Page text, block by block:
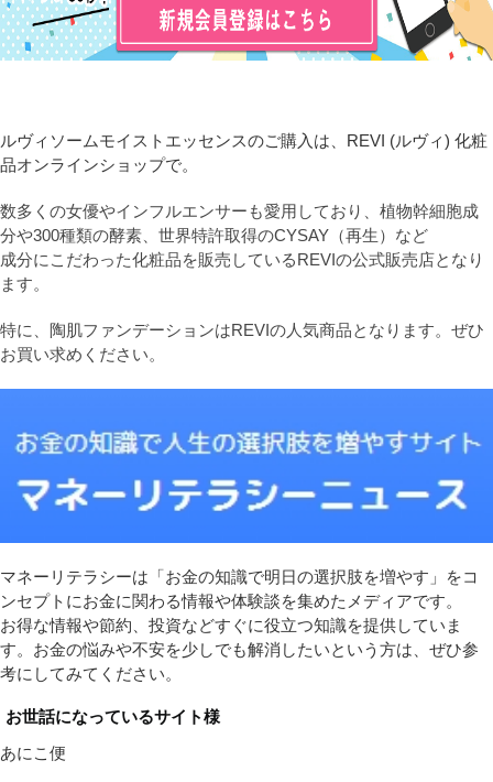
ルヴィソームモイストエッセンスのご購入は、REVI (ルヴィ) 化粧
品オンラインショップで。
数多くの女優やインフルエンサーも愛用しており、植物幹細胞成
分や300種類の酵素、世界特許取得のCYSAY（再生）など
成分にこだわった化粧品を販売しているREVIの公式販売店となり
ます。
特に、陶肌ファンデーションはREVIの人気商品となります。ぜひ
お買い求めください。
マネーリテラシーは「お金の知識で明日の選択肢を増やす」をコ
ンセプトにお金に関わる情報や体験談を集めたメディアです。
お得な情報や節約、投資などすぐに役立つ知識を提供していま
す。お金の悩みや不安を少しでも解消したいという方は、ぜひ参
考にしてみてください。
お世話になっているサイト様
あにこ便